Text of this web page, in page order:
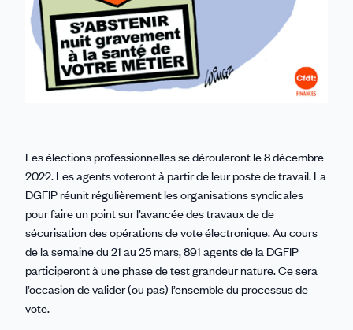
Les élections professionnelles se dérouleront le 8 décembre
2022. Les agents voteront à partir de leur poste de travail. La
DGFIP réunit régulièrement les organisations syndicales
pour faire un point sur l’avancée des travaux de de
sécurisation des opérations de vote électronique. Au cours
de la semaine du 21 au 25 mars, 891 agents de la DGFIP
participeront à une phase de test grandeur nature. Ce sera
l’occasion de valider (ou pas) l’ensemble du processus de
vote.